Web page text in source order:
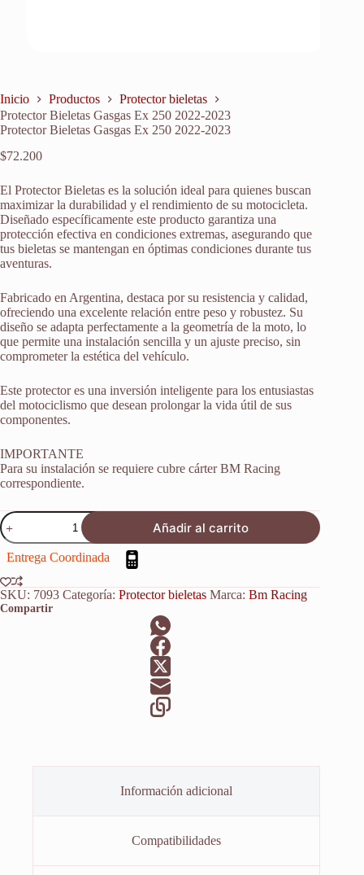
Inicio Productos
Protector bieletas
Protector Bieletas Gasgas Ex 250 2022-2023
Protector Bieletas Gasgas Ex 250 2022-2023
$72.200
El Protector Bieletas es la solución ideal para quienes buscan
maximizar la durabilidad y el rendimiento de su motocicleta.
Diseñado específicamente este producto garantiza una
protección efectiva en condiciones extremas, asegurando que
tus bieletas se mantengan en óptimas condiciones durante tus
aventuras.
Fabricado en Argentina, destaca por su resistencia y calidad,
ofreciendo una excelente relación entre peso y robustez. Su
diseño se adapta perfectamente a la geometría de la moto, lo
que permite una instalación sencilla y un ajuste preciso, sin
comprometer la estética del vehículo.
Este protector es una inversión inteligente para los entusiastas
del motociclismo que desean prolongar la vida útil de sus
componentes.
IMPORTANTE
Para su instalación se requiere cubre cárter BM Racing
correspondiente.
Protector
Bieletas
Gasgas
Ex
2022-
2023
cantidad
Añadir al carrito
Entrega Coordinada
SKU: 7093 Categoría: Protector bieletas Marca: Bm Racing
Compartir
Información adicional
Compatibilidades